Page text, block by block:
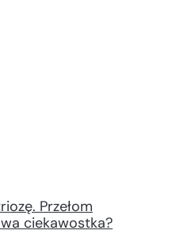
Przełom
ciekawostka?